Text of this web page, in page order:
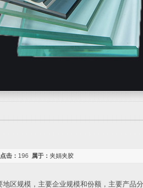
点击： 196 属于： 夹娟夹胶
区规模，主要企业规模和份额，主要产品